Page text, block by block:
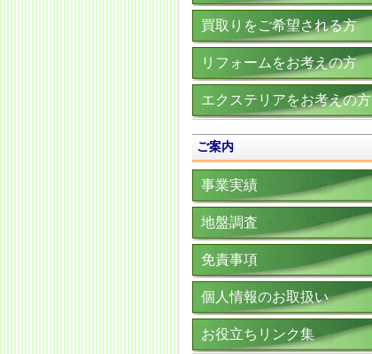
買取りをご希望される方
リフォームをお考えの方
エクステリアをお考えの方
ご案内
事業実績
地盤調査
免責事項
個人情報のお取扱い
お役立ちリンク集